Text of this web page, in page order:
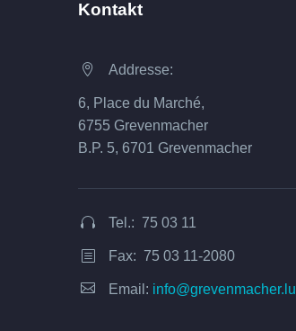
Kontakt

 Addresse:
6, Place du Marché,
6755 Grevenmacher
B.P. 5, 6701 Grevenmacher

 Tel.: 75 03 11
b
b Fax: 75 03 11-2080

 Email: info@grevenmacher.lu